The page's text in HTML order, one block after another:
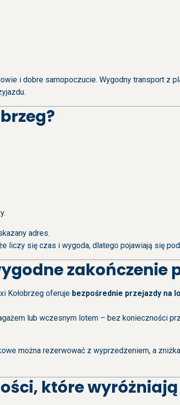
i dobre samopoczucie. Wygodny transport z
adres.
liczy się czas i wygoda, dlatego pojawiają się
zakończenie
Kołobrzeg oferuje bezpośrednie przejazdy na
lub wczesnym lotem – bez konieczności
można rezerwować z wyprzedzeniem, a
które